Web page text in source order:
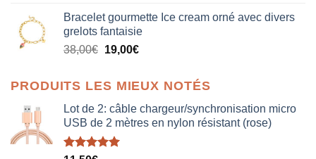
initial
était :
38,00€.
actuel
est :
19,00€.
Bracelet gourmette Ice cream orné avec divers
grelots fantaisie
38,00€ Le
initial
était :
38,00€.
19,00€Le
actuel
est :
19,00€.
PRODUITS LES MIEUX NOTÉS
Lot de 2: câble chargeur/synchronisation micro
USB de 2 mètres en nylon résistant (rose)